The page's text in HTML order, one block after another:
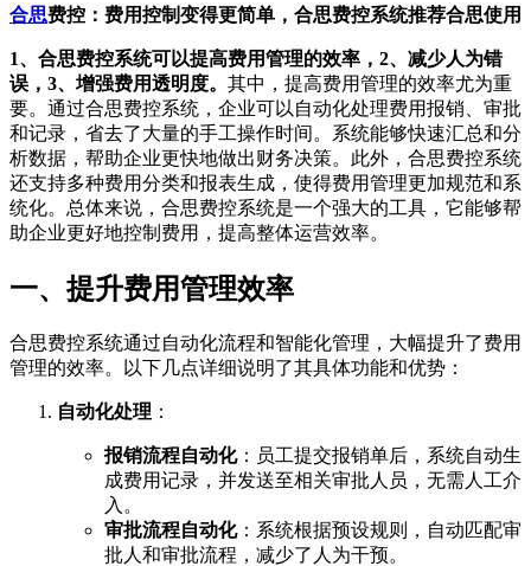
合思费控：费用控制变得更简单，合思费控系统推荐合思使用
1、合思费控系统可以提高费用管理的效率，2、减少人为错
误，3、增强费用透明度。 其中，提高费用管理的效率尤为重
要。通过合思费控系统，企业可以自动化处理费用报销、审批
和记录，省去了大量的手工操作时间。系统能够快速汇总和分
析数据，帮助企业更快地做出财务决策。此外，合思费控系统
还支持多种费用分类和报表生成，使得费用管理更加规范和系
统化。总体来说，合思费控系统是一个强大的工具，它能够帮
助企业更好地控制费用，提高整体运营效率。
一、提升费用管理效率
合思费控系统通过自动化流程和智能化管理，大幅提升了费用
管理的效率。以下几点详细说明了其具体功能和优势：
自动化处理 ：
报销流程自动化：员工提交报销单后，系统自动生
成费用记录，并发送至相关审批人员，无需人工介
入。
审批流程自动化：系统根据预设规则，自动匹配审
批人和审批流程，减少了人为干预。